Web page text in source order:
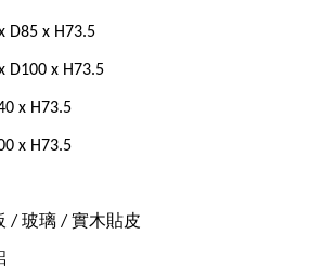
D85 x H73.5
D100 x H73.5
x H73.5
x H73.5
/ 玻璃 / 實木貼皮